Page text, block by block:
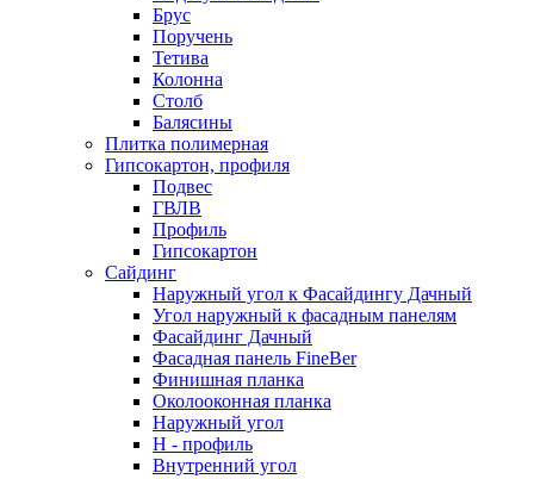
Брус
Поручень
Тетива
Колонна
Столб
Балясины
Плитка полимерная
Гипсокартон, профиля
Подвес
ГВЛВ
Профиль
Гипсокартон
Сайдинг
Наружный угол к Фасайдингу Дачный
Угол наружный к фасадным панелям
Фасайдинг Дачный
Фасадная панель FineBer
Финишная планка
Околооконная планка
Наружный угол
H - профиль
Внутренний угол